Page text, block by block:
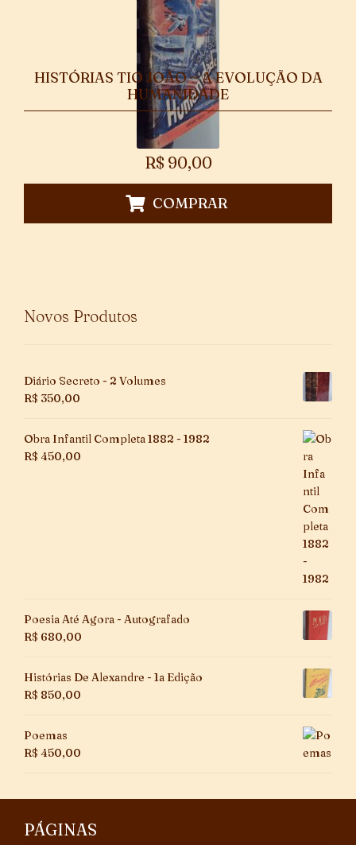
HISTÓRIAS TIO JOÃO ~ A EVOLUÇÃO DA
HUMANIDADE
R$ 90,00
COMPRAR
Novos Produtos
Diário Secreto - 2 Volumes
R$ 350,00
Obra Infantil Completa 1882 - 1982
R$ 450,00
Poesia Até Agora - Autografado
R$ 680,00
Histórias De Alexandre - 1a Edição
R$ 850,00
Poemas
R$ 450,00
PÁGINAS